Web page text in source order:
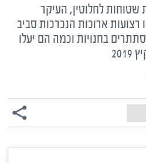
שטוחות לחלוטין, העיקר
רצועות ארוכות הנכרכות סביב
בחנויות וכמה הם יעלו